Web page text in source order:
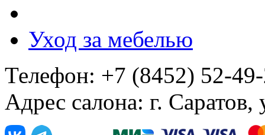
Уход за мебелью
Телефон: +7 (8452) 52-
Адрес салона: г. Саратов,